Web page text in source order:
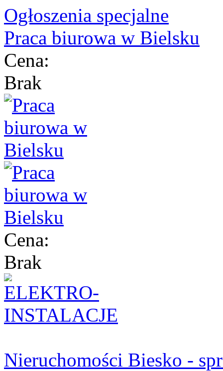
Ogłoszenia specjalne
Praca biurowa w Bielsku
Cena:
Brak
Cena:
Brak
Nieruchomości Biesko -